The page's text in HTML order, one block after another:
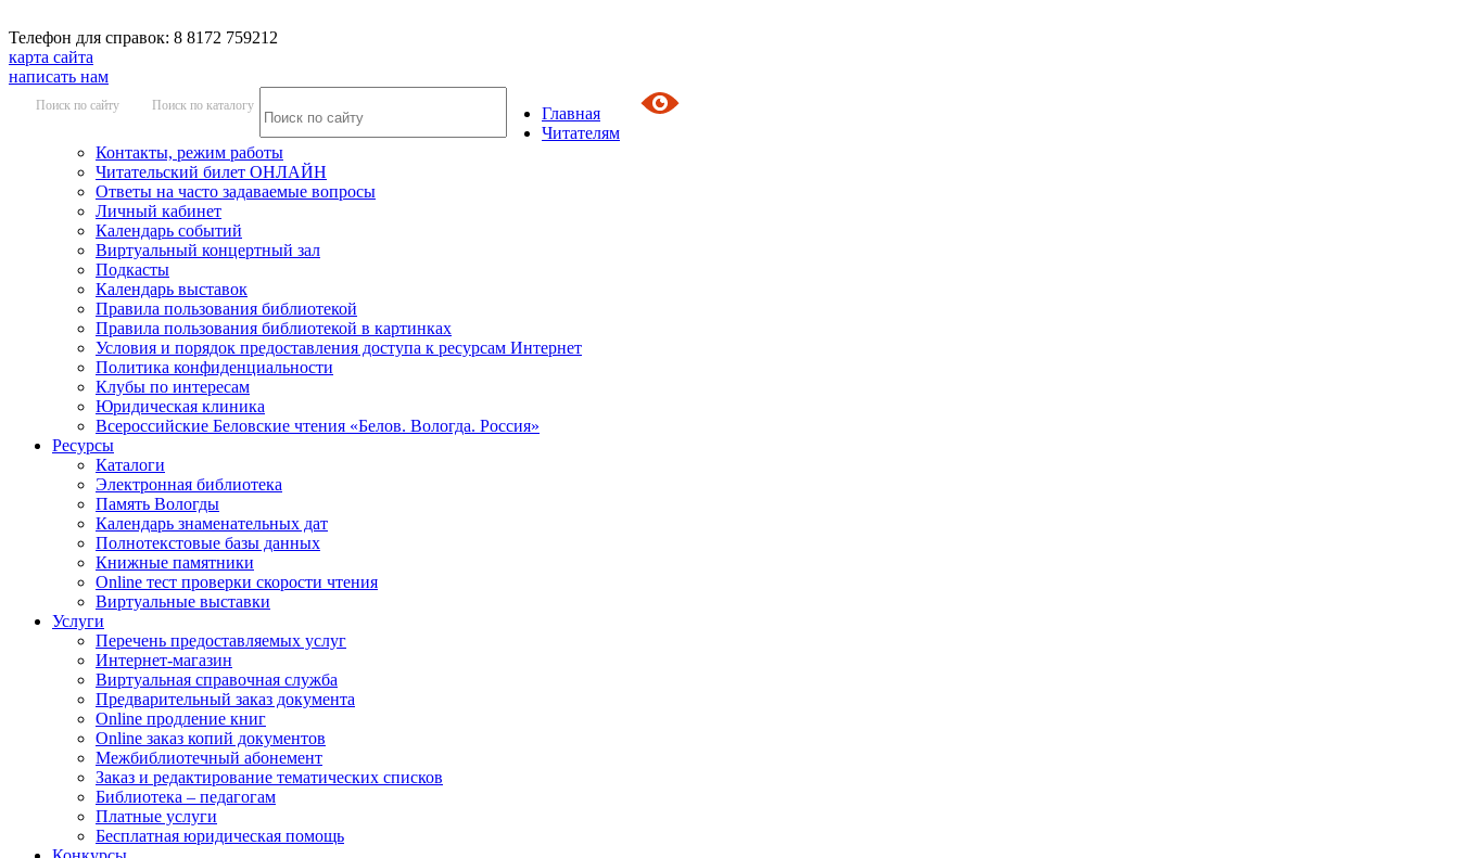
Телефон для справок: 8 8172 759212
карта сайта
написать нам
Поиск по сайту Поиск по каталогу
Главная
Читателям
Контакты, режим работы
Читательский билет ОНЛАЙН
Ответы на часто задаваемые вопросы
Личный кабинет
Календарь событий
Виртуальный концертный зал
Подкасты
Календарь выставок
Правила пользования библиотекой
Правила пользования библиотекой в картинках
Условия и порядок предоставления доступа к ресурсам Интернет
Политика конфиденциальности
Клубы по интересам
Юридическая клиника
Всероссийские Беловские чтения «Белов. Вологда. Россия»
Ресурсы
Каталоги
Электронная библиотека
Память Вологды
Календарь знаменательных дат
Полнотекстовые базы данных
Книжные памятники
Online тест проверки скорости чтения
Виртуальные выставки
Услуги
Перечень предоставляемых услуг
Интернет-магазин
Виртуальная справочная служба
Предварительный заказ документа
Online продление книг
Online заказ копий документов
Межбиблиотечный абонемент
Заказ и редактирование тематических списков
Библиотека – педагогам
Платные услуги
Бесплатная юридическая помощь